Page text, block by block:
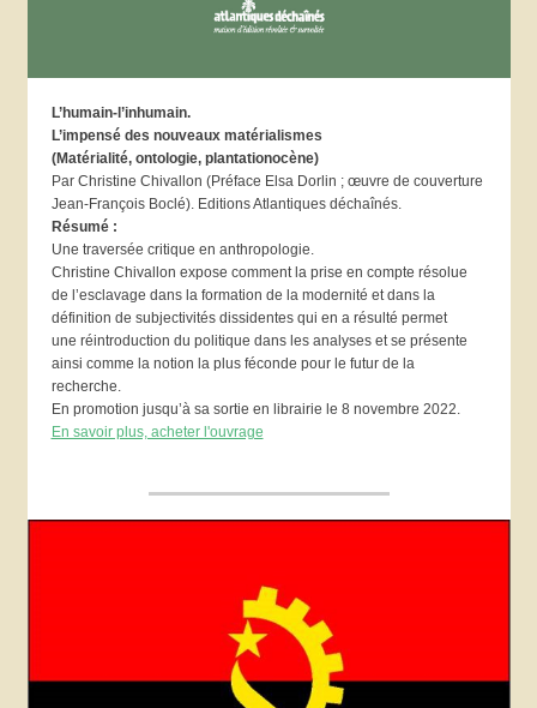
L’humain-l’inhumain.
L’impensé des nouveaux matérialismes
(Matérialité, ontologie, plantationocène)
Par Christine Chivallon (Préface Elsa Dorlin ; œuvre de couverture
Jean-François Boclé). Editions Atlantiques déchaînés.
Résumé :
Une traversée critique en anthropologie.
Christine Chivallon expose comment la prise en compte résolue
de l’esclavage dans la formation de la modernité et dans la
définition de subjectivités dissidentes qui en a résulté permet
une réintroduction du politique dans les analyses et se présente
ainsi comme la notion la plus féconde pour le futur de la
recherche.
En promotion jusqu’à sa sortie en librairie le 8 novembre 2022.
En savoir plus, acheter l'ouvrage